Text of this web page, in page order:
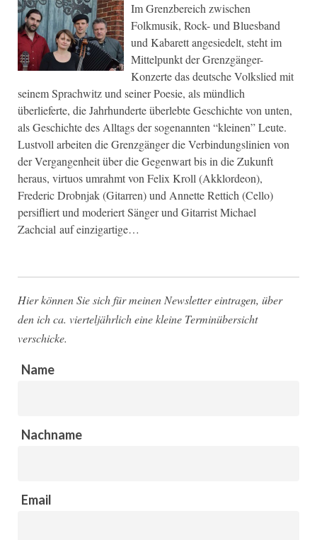
Im Grenzbereich zwischen
Folkmusik, Rock- und Bluesband
und Kabarett angesiedelt, steht im
Mittelpunkt der Grenzgänger-
Konzerte das deutsche Volkslied mit
seinem Sprachwitz und seiner Poesie, als mündlich
überlieferte, die Jahrhunderte überlebte Geschichte von unten,
als Geschichte des Alltags der sogenannten “kleinen” Leute.
Lustvoll arbeiten die Grenzgänger die Verbindungslinien von
der Vergangenheit über die Gegenwart bis in die Zukunft
heraus, virtuos umrahmt von Felix Kroll (Akklordeon),
Frederic Drobnjak (Gitarren) und Annette Rettich (Cello)
persifliert und moderiert Sänger und Gitarrist Michael
Zachcial auf einzigartige…
Hier können Sie sich für meinen Newsletter eintragen, über
den ich ca. vierteljährlich eine kleine Terminübersicht
verschicke.
Name
Nachname
Email